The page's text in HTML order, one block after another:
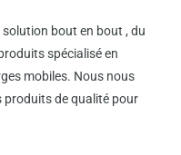
bout en bout , du
spécialisé en
mobiles. Nous nous
produits de qualité pour